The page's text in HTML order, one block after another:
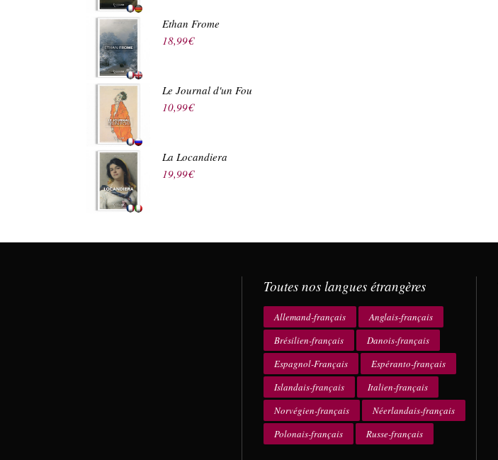
Ethan Frome
18,99€
Le Journal d'un Fou
10,99€
La Locandiera
19,99€
Toutes nos langues étrangères
Allemand-français
Anglais-français
Brésilien-français
Danois-français
Espagnol-Français
Espéranto-français
Islandais-français
Italien-français
Norvégien-français
Néerlandais-français
Polonais-français
Russe-français